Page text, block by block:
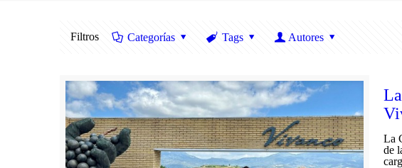
Filtros Categorías Tags Autores
La
de